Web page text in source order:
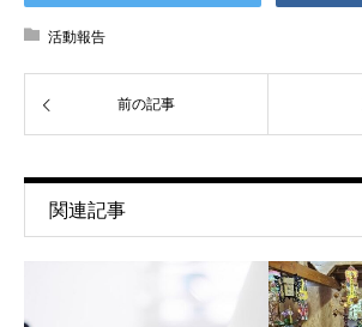
活動報告
前の記事
関連記事